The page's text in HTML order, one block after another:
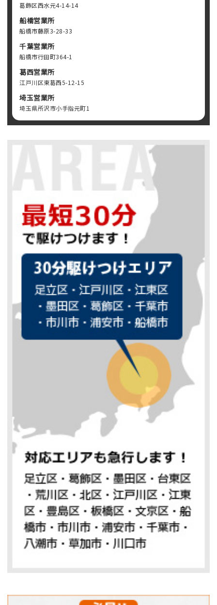
葛飾区西水元4-14-14
船橋営業所
船橋市藤原3-28-33
千葉営業所
船橋市行田町364-1
葛西営業所
江戸川区東葛西5-12-15
埼玉営業所
埼玉県所沢市小手指元町1